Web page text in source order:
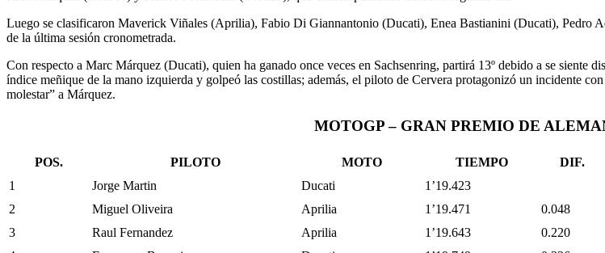
Luego se clasificaron Maverick Viñales (Aprilia), Fabio Di Giannantonio (Ducati), Enea Bastianini (Ducati),
de la última sesión cronometrada.
Con respecto a Marc Márquez (Ducati), quien ha ganado once veces en Sachsenring, partirá 13º debido a se siente
índice meñique de la mano izquierda y golpeó las costillas; además, el piloto de Cervera protagonizó un incidente
molestar” a Márquez.
MOTOGP – GRAN PREMIO DE
POS. PILOTO MOTO TIEMPO
DIF.
1
Jorge Martin Ducati
1’19.423
2
Miguel Oliveira Aprilia 1’19.471
0.048
3
Raul Fernandez Aprilia 1’19.643
0.220